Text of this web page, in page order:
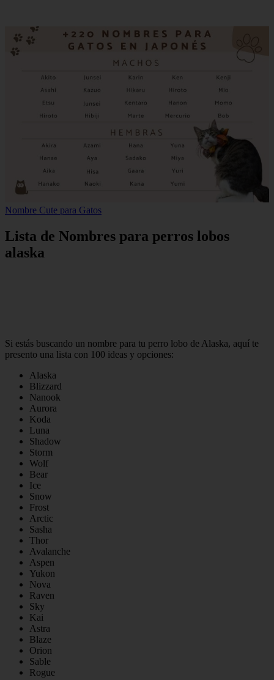
Nombre Cute para Gatos
Lista de Nombres para perros lobos
alaska
Si estás buscando un nombre para tu perro lobo de Alaska, aquí te
presento una lista con 100 ideas y opciones:
Alaska
Blizzard
Nanook
Aurora
Koda
Luna
Shadow
Storm
Wolf
Bear
Ice
Snow
Frost
Arctic
Sasha
Thor
Avalanche
Aspen
Yukon
Nova
Raven
Sky
Kai
Astra
Blaze
Orion
Sable
Rogue